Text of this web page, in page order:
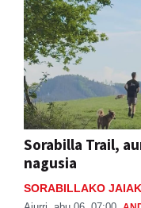
Sorabilla Trail,
nagusia
SORABILLAKO